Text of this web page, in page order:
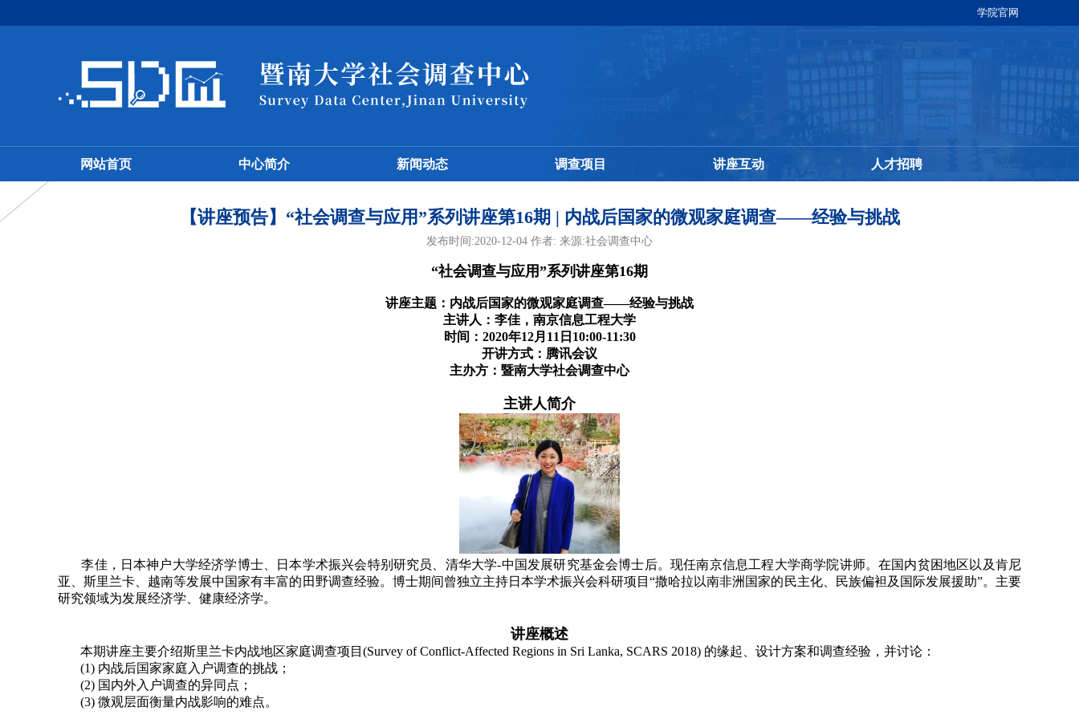
学院官网
网站首页 中心简介 新闻动态 调查项目 讲座互动 人才招聘
【讲座预告】“社会调查与应用”系列讲座第16期 | 内战后国家的微观家庭调查——经验与挑战
发布时间:2020-12-04 作者: 来源:社会调查中心
“社会调查与应用”系列讲座第16期
讲座主题：内战后国家的微观家庭调查——经验与挑战
主讲人：李佳，南京信息工程大学
时间：2020年12月11日10:00-11:30
开讲方式：腾讯会议
主办方：暨南大学社会调查中心
主讲人简介
李佳，日本神户大学经济学博士、日本学术振兴会特别研究员、清华大学-中国发展研究基金会博士后。现任南京信息工程大学商学院讲师。在国内贫困地区以及肯尼
亚、斯里兰卡、越南等发展中国家有丰富的田野调查经验。博士期间曾独立主持日本学术振兴会科研项目“撒哈拉以南非洲国家的民主化、民族偏袒及国际发展援助”。主要
研究领域为发展经济学、健康经济学。
讲座概述
本期讲座主要介绍斯里兰卡内战地区家庭调查项目(Survey of Conflict-Affected Regions in Sri Lanka, SCARS 2018) 的缘起、设计方案和调查经验，并讨论：
(1) 内战后国家家庭入户调查的挑战；
(2) 国内外入户调查的异同点；
(3) 微观层面衡量内战影响的难点。